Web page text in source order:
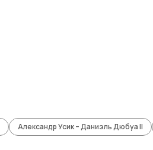
Александр Усик – Даниэль Дюбуа II